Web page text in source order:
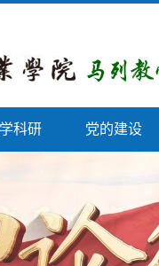
科研 党的建设